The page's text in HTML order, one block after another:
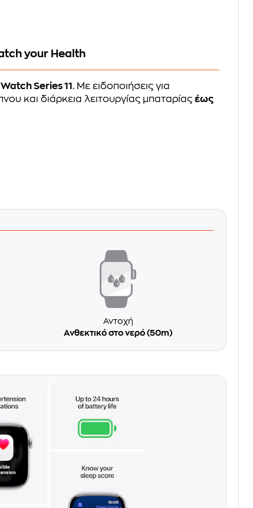
your Health
Series 11. Με ειδοποιήσεις για
και διάρκεια λειτουργίας μπαταρίαςέως
Αντοχή
Ανθεκτικό στο νερό (50m)